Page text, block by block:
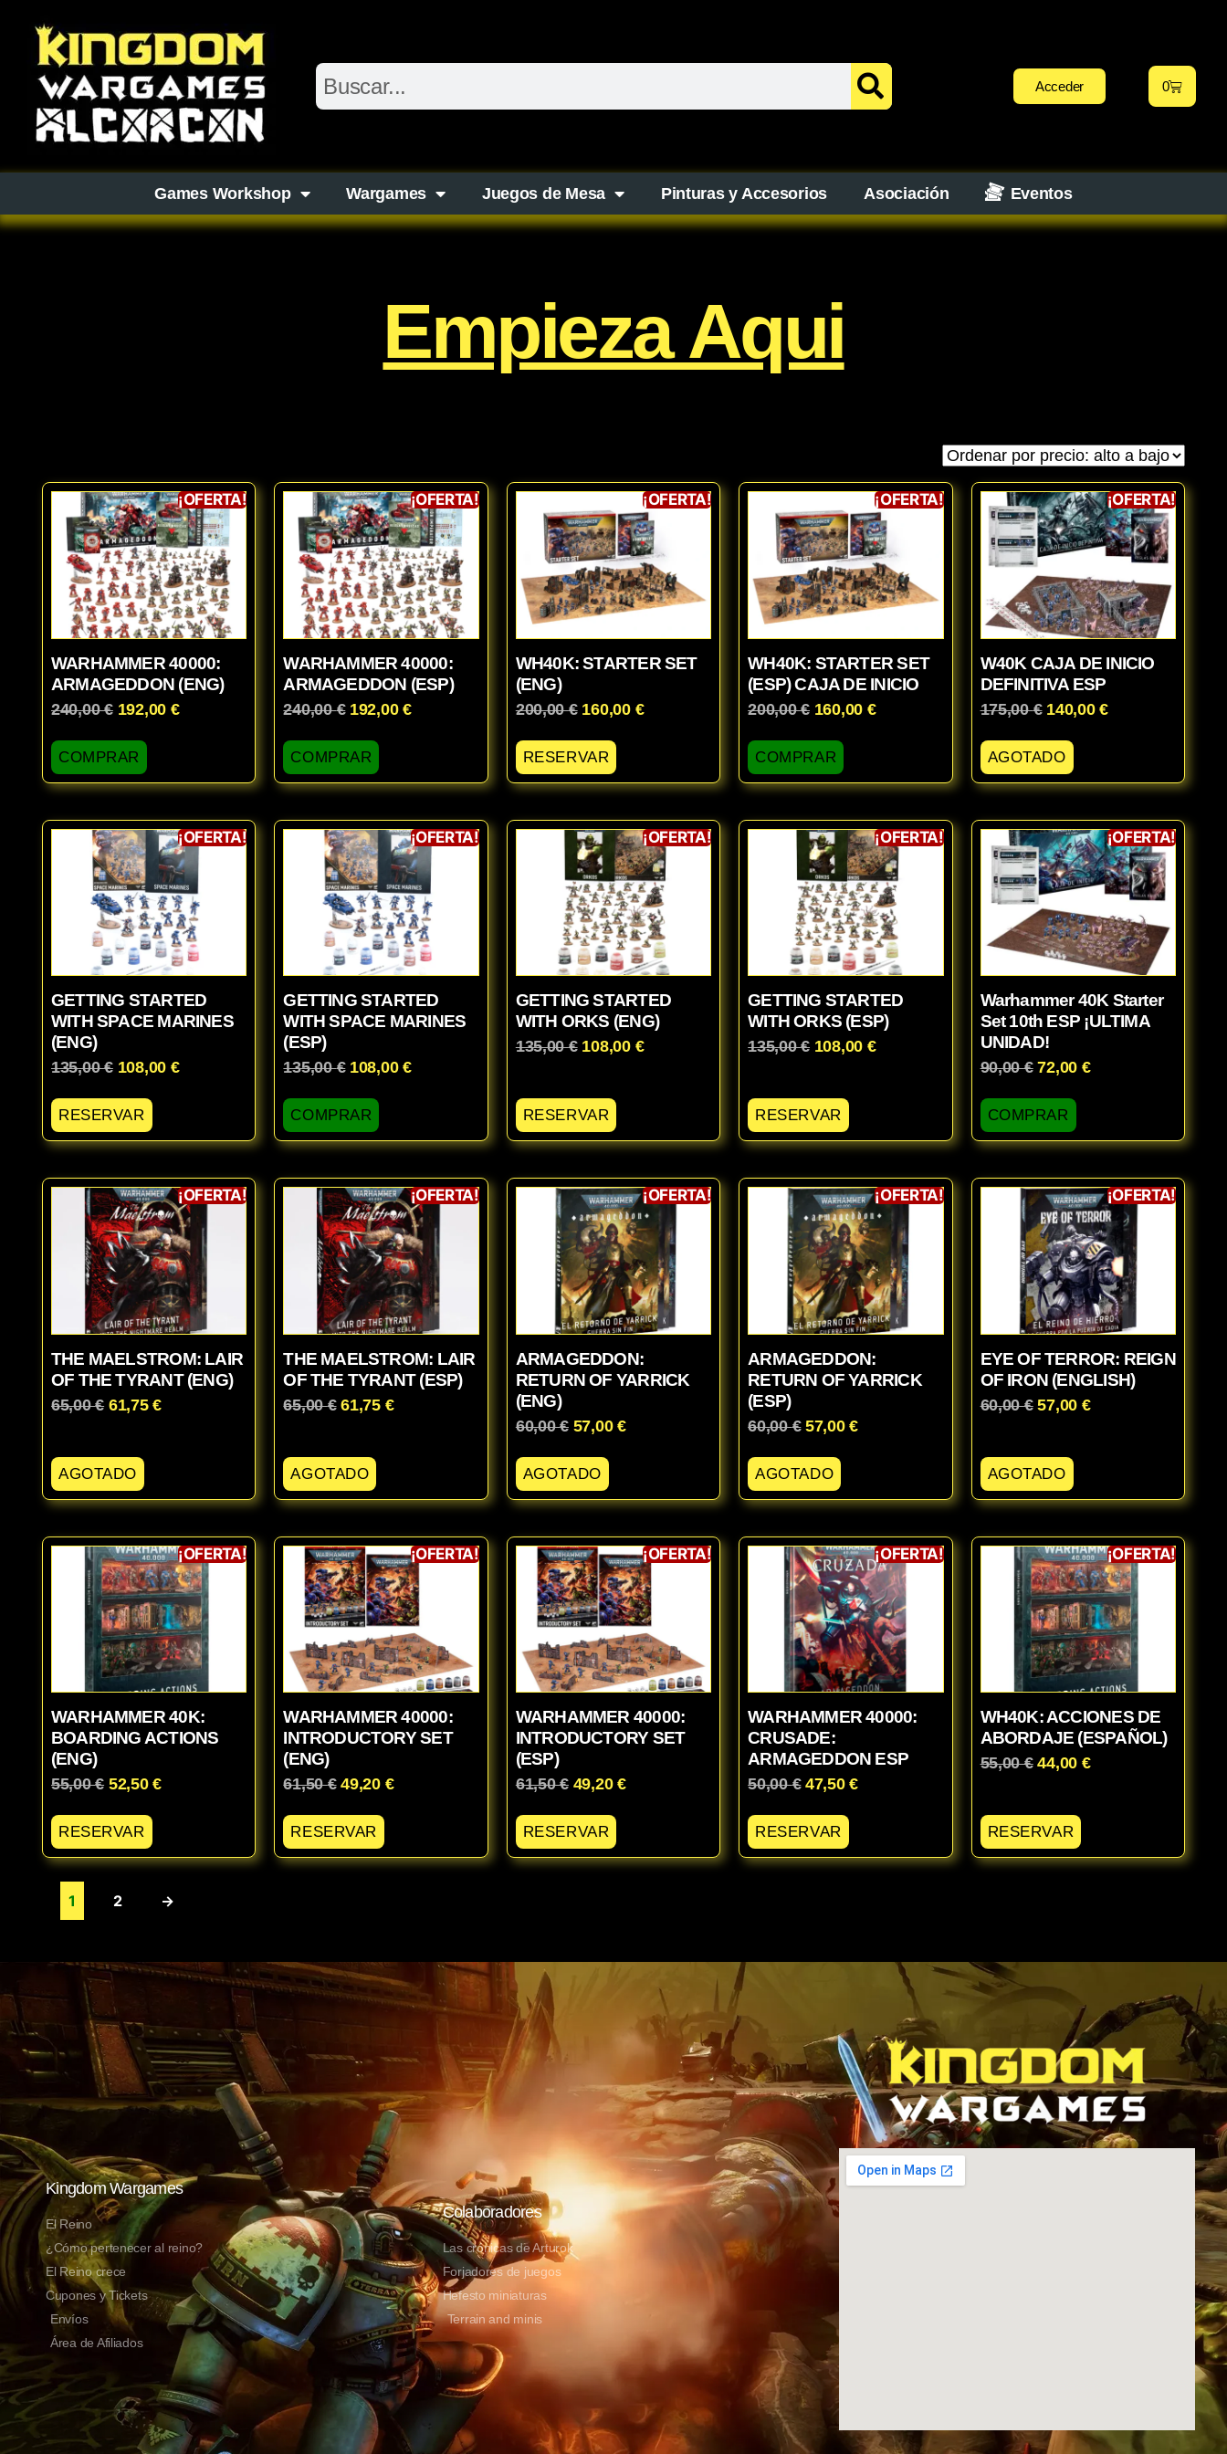
Acceder 0
Games Workshop Wargames Juegos de Mesa Pinturas y Accesorios Asociación Eventos
Empieza Aqui
¡OFERTA!
WARHAMMER 40000:
ARMAGEDDON (ENG)
240,00€ 192,00 €
COMPRAR
¡OFERTA!
WARHAMMER 40000:
ARMAGEDDON (ESP)
240,00€ 192,00€
COMPRAR
¡OFERTA!
WH40K: STARTER SET
(ENG)
200,00€ 160,00 €
RESERVAR
¡OFERTA!
WH40K: STARTER SET
(ESP) CAJA DE INICIO
200,00€ 160,00 €
COMPRAR
¡OFERTA!
W40K CAJA DE INICIO
DEFINITIVA ESP
175,00€ 140,00€
AGOTADO
¡OFERTA!
GETTING STARTED
WITH SPACE MARINES
(ENG)
135,00€ 108,00 €
RESERVAR
¡OFERTA!
GETTING STARTED
WITH SPACE MARINES
(ESP)
135,00€ 108,00€
COMPRAR
¡OFERTA!
GETTING STARTED
WITH ORKS (ENG)
135,00€ 108,00 €
RESERVAR
¡OFERTA!
GETTING STARTED
WITH ORKS (ESP)
135,00€ 108,00 €
RESERVAR
¡OFERTA!
Warhammer 40K Starter
Set 10th ESP ¡ULTIMA
UNIDAD!
90,00€ 72,00 €
COMPRAR
¡OFERTA!
THE MAELSTROM: LAIR
OF THE TYRANT (ENG)
65,00€ 61,75€
AGOTADO
¡OFERTA!
THE MAELSTROM: LAIR
OF THE TYRANT (ESP)
65,00€ 61,75 €
AGOTADO
¡OFERTA!
ARMAGEDDON:
RETURN OF YARRICK
(ENG)
60,00€ 57,00€
AGOTADO
¡OFERTA!
ARMAGEDDON:
RETURN OF YARRICK
(ESP)
60,00€ 57,00€
AGOTADO
¡OFERTA!
EYE OF TERROR: REIGN
OF IRON (ENGLISH)
60,00€ 57,00 €
AGOTADO
¡OFERTA!
WARHAMMER 40K:
BOARDING ACTIONS
(ENG)
55,00€ 52,50€
RESERVAR
¡OFERTA!
WARHAMMER 40000:
INTRODUCTORY SET
(ENG)
61,50€ 49,20 €
RESERVAR
¡OFERTA!
WARHAMMER 40000:
INTRODUCTORY SET
(ESP)
61,50€ 49,20€
RESERVAR
¡OFERTA!
WARHAMMER 40000:
CRUSADE:
ARMAGEDDON ESP
50,00€ 47,50€
RESERVAR
¡OFERTA!
WH40K: ACCIONES DE
ABORDAJE (ESPAÑOL)
55,00€ 44,00 €
RESERVAR
1 2 →
Kingdom Wargames
El Reino
¿Cómo pertenecer al reino?
El Reino crece
Cupones y Tickets
Envíos
Área de Afiliados
Colaboradores
Las crónicas de Arturok
Forjadores de juegos
Hefesto miniaturas
Terrain and minis